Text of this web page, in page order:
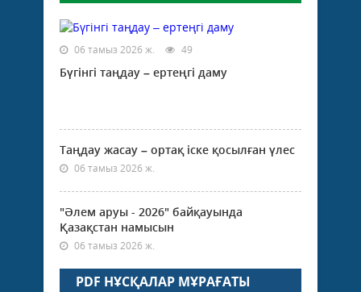
06 тамыз 2026 ж. 49
Бүгінгі таңдау – ертеңгі даму
Таңдау жасау – ортақ іске қосылған үлес
06 тамыз 2026 ж.
"Әлем аруы - 2026" байқауында
Қазақстан намысын
06 тамыз 2026 ж.
PDF НҰСҚАЛАР МҰРАҒАТЫ